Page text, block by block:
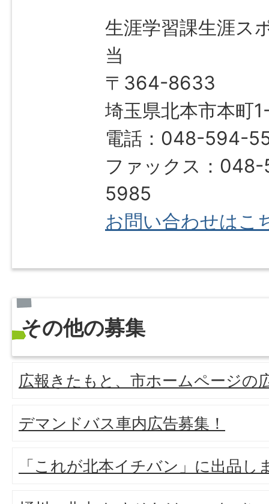
生涯学習課生涯ス
当
〒364-8633
埼玉県北本市本町
電話：048-594-
ファックス：
5985
お問い合わせはこ
その他の募集
広報きたもと、市ホームページの
デマンドバス車内広告募集！
「これが北本イチバン」に出品し